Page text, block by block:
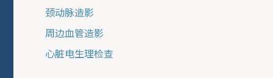
颈动脉造影
周边血管造影
心脏电生理检查